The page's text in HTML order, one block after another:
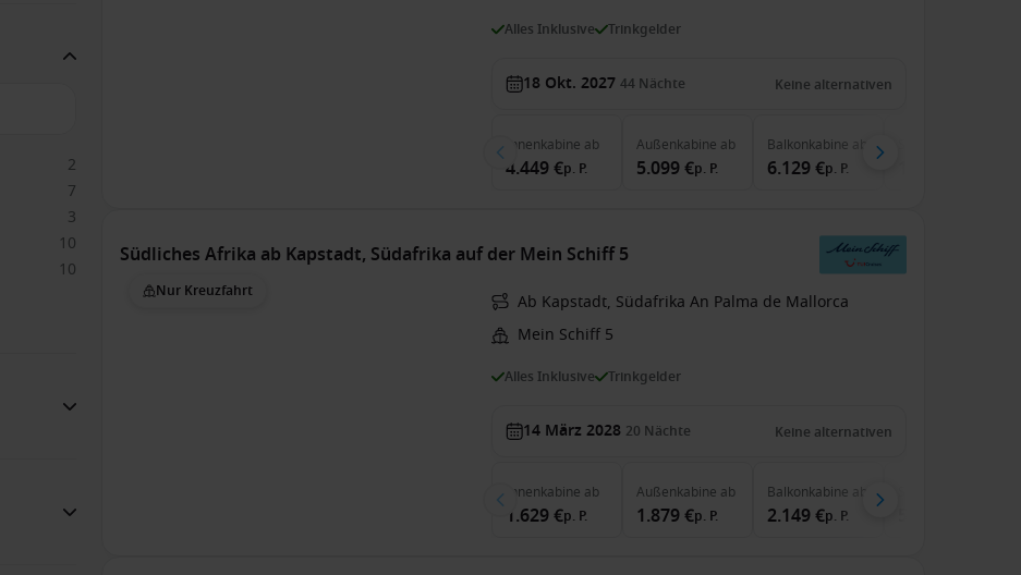
2
7
3
10
10
Alles Inklusive Trinkgelder
18 Okt. 2027 44 Nächte Keine alternativen
Innenkabine ab
4.449 €p. P.
Außenkabine ab
5.099 €p. P.
Balkonkabine ab
6.129 €p. P.
Südliches Afrika ab Kapstadt, Südafrika auf der Mein Schiff 5
Nur Kreuzfahrt
Ab Kapstadt, Südafrika An Palma de Mallorca
Mein Schiff 5
Alles Inklusive Trinkgelder
14 März 2028 20 Nächte Keine alternativen
Innenkabine ab
1.629 €p. P.
Außenkabine ab
1.879 €p. P.
Balkonkabine ab
2.149 €p. P.